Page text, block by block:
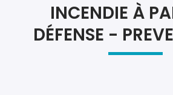
INCENDIE À
DÉFENSE -